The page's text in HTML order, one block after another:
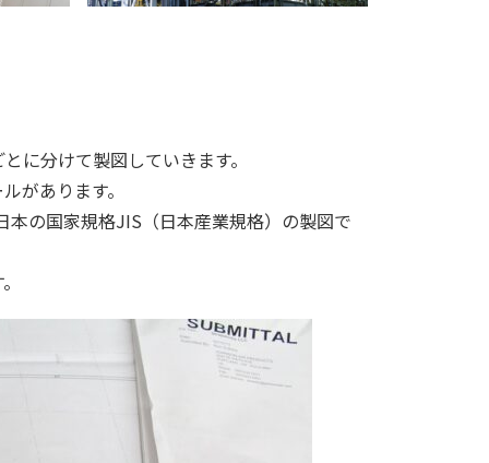
に分けて製図していきます。
があります。
の国家規格JIS（日本産業規格）の製図で